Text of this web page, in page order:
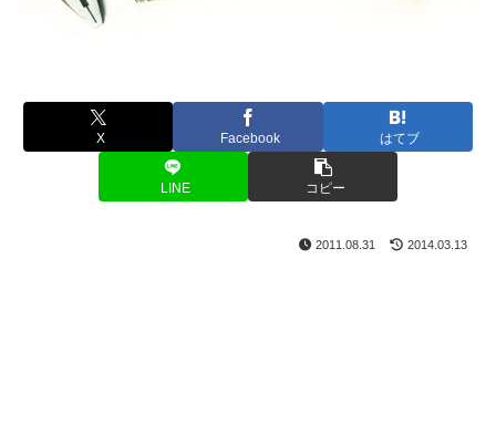
X Facebook はてブ
LINE コピー
2011.08.31 2014.03.13